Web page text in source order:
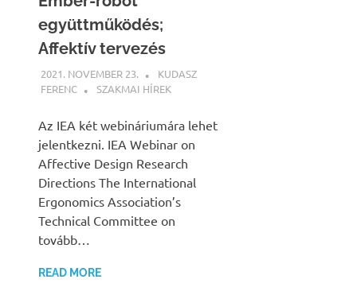
együttműködés;
Affektív tervezés
2021. NOVEMBER 23.
KUDASZ
FERENC
SZAKMAI HÍREK
Az IEA két webináriumára lehet
jelentkezni. IEA Webinar on
Affective Design Research
Directions The International
Ergonomics Association’s
Technical Committee on
tovább…
READ MORE